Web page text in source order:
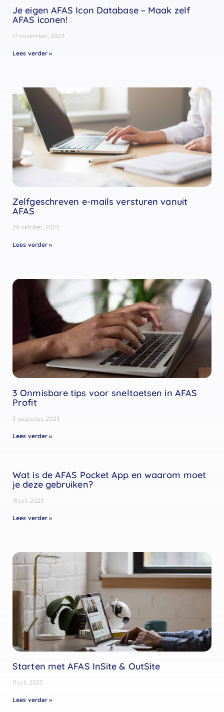
Je eigen AFAS Icon Database – Maak zelf
AFAS iconen!
17 november, 2023
Lees verder »
Zelfgeschreven e-mails versturen vanuit
AFAS
29 oktober, 2023
Lees verder »
3 Onmisbare tips voor sneltoetsen in AFAS
Profit
5 augustus, 2023
Lees verder »
Wat is de AFAS Pocket App en waarom moet
je deze gebruiken?
18 juli, 2023
Lees verder »
Starten met AFAS InSite & OutSite
11 juli, 2023
Lees verder »